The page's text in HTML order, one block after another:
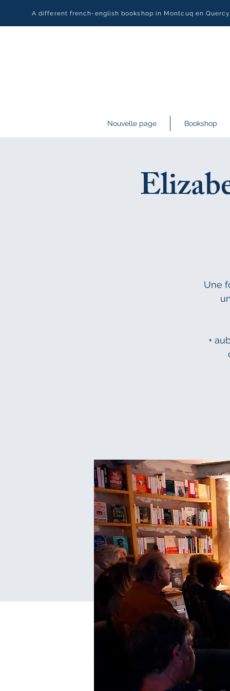
A different french-english bookshop in Montcuq en
Nouvelle page Bookshop
Une
+